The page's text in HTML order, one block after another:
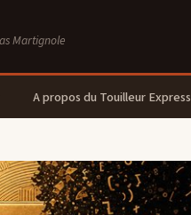
Martignole
A propos du Touilleur Express